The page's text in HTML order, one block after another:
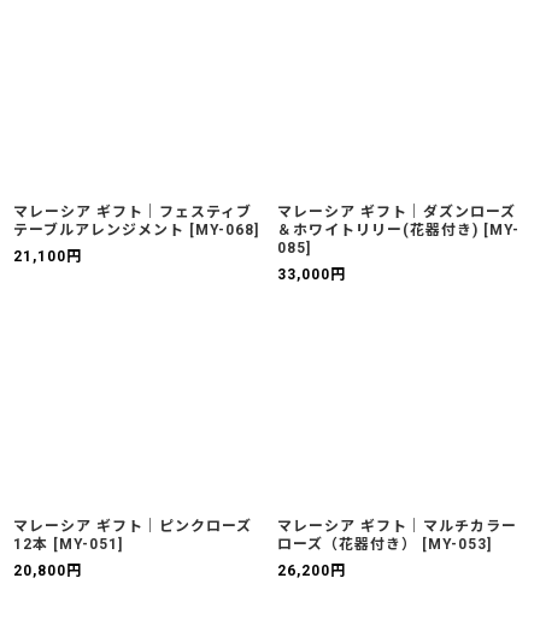
マレーシア ギフト｜フェスティブ
テーブルアレンジメント
[ MY-068]
21,100 円
マレーシア ギフト｜ダズンローズ
＆ホワイトリリー(花器付き) [ MY-
085]
33,000 円
マレーシア ギフト｜ピンクローズ
12本 [ MY-051 ]
20,800 円
マレーシア ギフト｜マルチカラー
ローズ（花器付き）
[ MY-053]
26,200 円